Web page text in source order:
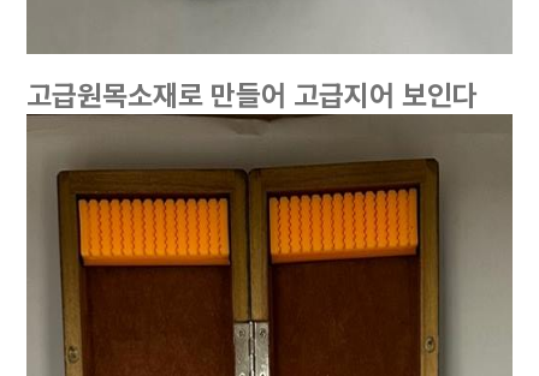
고급원목소재로 만들어 고급지어 보인다